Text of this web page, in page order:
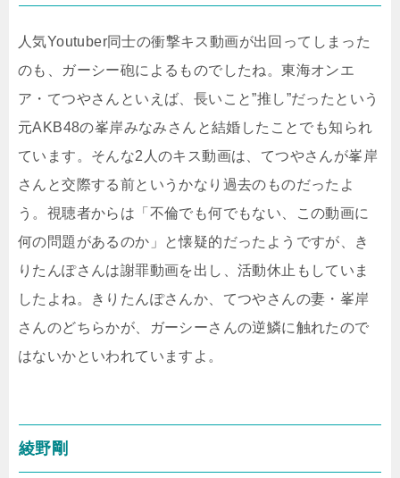
人気Youtuber同士の衝撃キス動画が出回ってしまった
のも、ガーシー砲によるものでしたね。東海オンエ
ア・てつやさんといえば、長いこと”推し”だったという
元AKB48の峯岸みなみさんと結婚したことでも知られ
ています。そんな2人のキス動画は、てつやさんが峯岸
さんと交際する前というかなり過去のものだったよ
う。視聴者からは「不倫でも何でもない、この動画に
何の問題があるのか」と懐疑的だったようですが、き
りたんぽさんは謝罪動画を出し、活動休止もしていま
したよね。きりたんぽさんか、てつやさんの妻・峯岸
さんのどちらかが、ガーシーさんの逆鱗に触れたので
はないかといわれていますよ。
綾野剛